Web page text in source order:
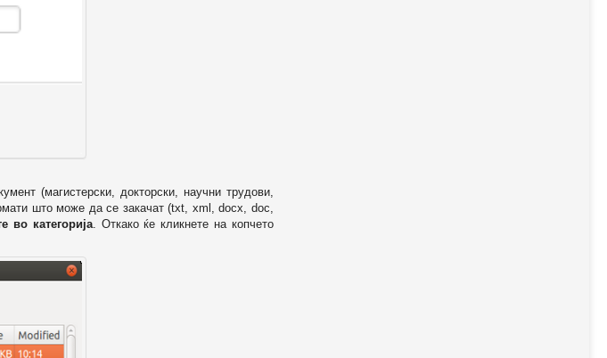
(магистерски, докторски, научни трудови,
што може да се закачат (txt, xml, docx, doc,
во категорија. Откако ќе кликнете на копчето